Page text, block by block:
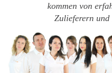
kommen von
Zulieferern und